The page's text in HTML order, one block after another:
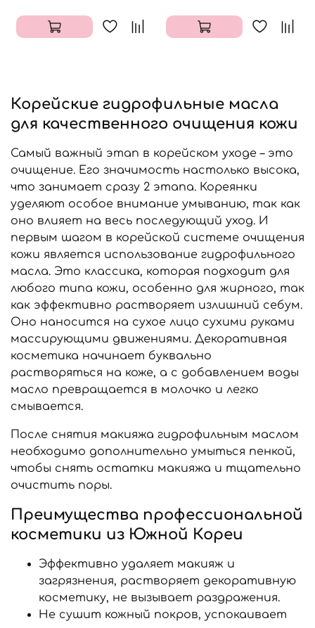
Корейские гидрофильные масла
для качественного очищения кожи
Самый важный этап в корейском уходе – это
очищение. Его значимость настолько высока,
что занимает сразу 2 этапа. Кореянки
уделяют особое внимание умыванию, так как
оно влияет на весь последующий уход. И
первым шагом в корейской системе очищения
кожи является использование гидрофильного
масла. Это классика, которая подходит для
любого типа кожи, особенно для жирного, так
как эффективно растворяет излишний себум.
Оно наносится на сухое лицо сухими руками
массирующими движениями. Декоративная
косметика начинает буквально
растворяться на коже, а с добавлением воды
масло превращается в молочко и легко
смывается.
После снятия макияжа гидрофильным маслом
необходимо дополнительно умыться пенкой,
чтобы снять остатки макияжа и тщательно
очистить поры.
Преимущества профессиональной
косметики из Южной Кореи
Эффективно удаляет макияж и
загрязнения, растворяет декоративную
косметику, не вызывает раздражения.
Не сушит кожный покров, успокаивает